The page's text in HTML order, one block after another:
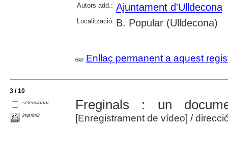
Autors add.: Ajuntament d'Ulldecona
Localització: B. Popular (Ulldecona)
Enllaç permanent a aquest
3 / 10
seleccionar
imprimir
Freginals : un
[Enregistrament de vídeo] /